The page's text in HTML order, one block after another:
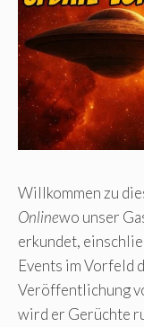
Willkommen zu
Onlinewo unser
erkundet,
Events im Vorfeld
Veröffentlichung
wird er Gerüchte